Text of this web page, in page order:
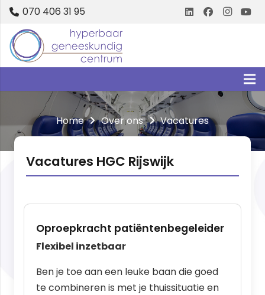
070 406 31 95
Home Over ons Vacatures
Vacatures HGC Rijswijk
Oproepkracht patiëntenbegeleider
Flexibel inzetbaar
Ben je toe aan een leuke baan die goed
te combineren is met je thuissituatie en